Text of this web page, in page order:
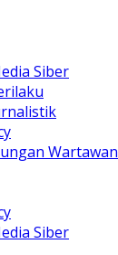
Siber
Wartawan
Siber